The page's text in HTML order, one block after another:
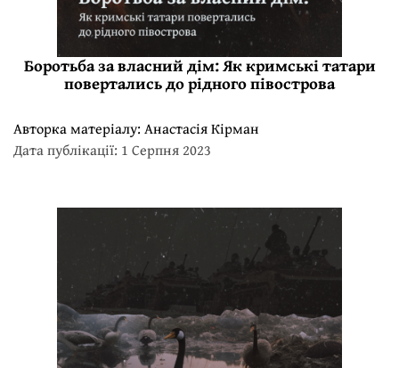
Боротьба за власний дім: Як кримські татари
повертались до рідного півострова
Авторка матеріалу: Анастасія Кірман
Дата публікації: 1 Серпня 2023